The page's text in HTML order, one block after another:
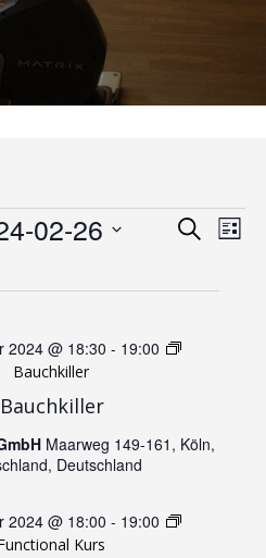
V
e
r
n
s
SucheV
Liste
02-26
Bauchkiller
2024 @ 18:30 - 19:00
Bauchkiller
Maarweg 149-161, Köln,
Deutschland
2024 @ 18:00 - 19:00
Kurs